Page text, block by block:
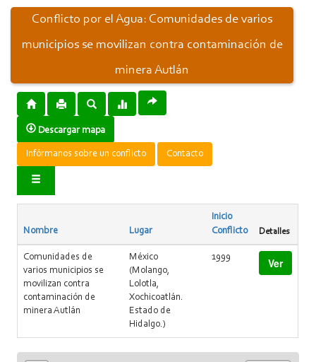
Conflicto por el Agua: Comunidades de varios
municipios se movilizan contra contaminación de
minera Autlán
Descargar mapa
Infórmanos sobre un conflicto Contacto
Nombre Lugar
Inicio
Conflicto
Detalles
Comunidades de
varios municipios se
movilizan contra
contaminación de
minera Autlán
México
(Molango,
Lolotla,
Xochicoatlán.
Estado de
Hidalgo.)
1999 Ver